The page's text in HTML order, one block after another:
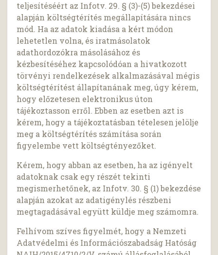
teljesítéséért az Infotv. 29. § (3)-(5) bekezdései
alapján költségtérítés megállapítására nincs
mód. Ha az adatok kiadása a kért módon
lehetetlen volna, és iratmásolatok
adathordozókra másolásához és
kézbesítéséhez kapcsolódóan a hivatkozott
törvényi rendelkezések alkalmazásával mégis
költségtérítést állapítanának meg, úgy kérem,
hogy előzetesen elektronikus úton
tájékoztasson erről. Ebben az esetben azt is
kérem, hogy a tájékoztatásban tételesen jelölje
meg a költségtérítés számítása során
figyelembe vett költségtényezőket.
Kérem, hogy abban az esetben, ha az igényelt
adatoknak csak egy részét tekinti
megismerhetőnek, az Infotv. 30. § (1) bekezdése
alapján azokat az adatigénylés részbeni
megtagadásával együtt küldje meg számomra.
Felhívom szíves figyelmét, hogy a Nemzeti
Adatvédelmi és Információszabadság Hatóság